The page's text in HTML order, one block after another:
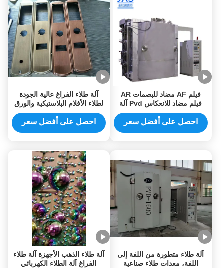
فيلم AF مضاد للبصمات AR
فيلم مضاد للانعكاس Pvd آلة
طلاء الفراغ
احصل على أفضل سعر
آلة طلاء الفراغ عالية الجودة
لطلاء الأفلام البلاستيكية والورق
احصل على أفضل سعر
آلة طلاء متطورة من اللفة إلى
اللفة، معدات طلاء صناعية
آلة طلاء الذهب الأجهزة آلة طلاء
الفراغ آلة الطلاء الكهربائي